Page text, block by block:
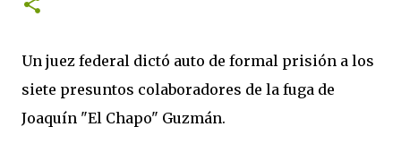
Un juez federal dictó auto de formal prisión a los
siete presuntos colaboradores de la fuga de
Joaquín "El Chapo" Guzmán.